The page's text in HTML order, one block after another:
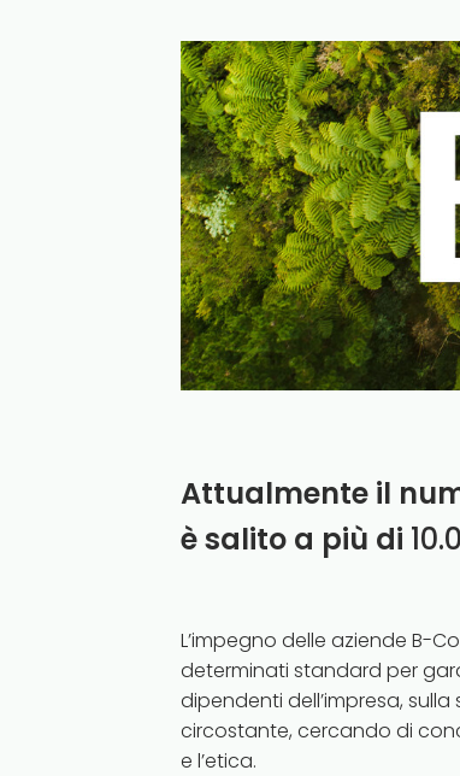
Attualmente il
è salito a più di
L’impegno delle aziende B-
determinati standard per
dipendenti dell’impresa,
circostante, cercando di
e l’etica.